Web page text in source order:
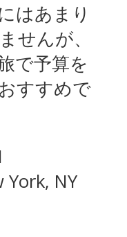
はあまり
せんが、
で予算を
すすめで
York, NY